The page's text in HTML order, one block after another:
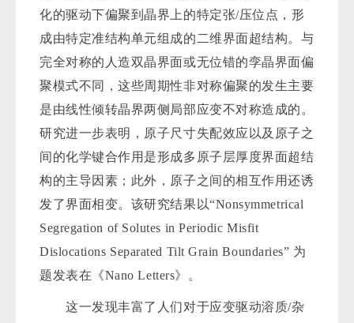
化的驱动下偏聚到晶界上的特定张/压位点，形
成由特定准结构单元组成的二维界面超结构。与
完全对称的人造双晶界面或无位错的孪晶界面偏
聚模式不同，这些周期性非对称偏聚的发生主要
是由线性倾转晶界两侧局部应变不对称造成的。
研究进一步表明，原子尺寸失配效应以及原子之
间的化学键合作用是形成多原子层厚度界面超结
构的主导因素；此外，原子之间的相互作用还诱
发了界面相变。该研究结果以“Nonsymmetrical
Segregation of Solutes in Periodic Misfit
Dislocations Separated Tilt Grain Boundaries” 为
题发表在《Nano Letters》。
这一发现丰富了人们对于应变驱动溶质/杂